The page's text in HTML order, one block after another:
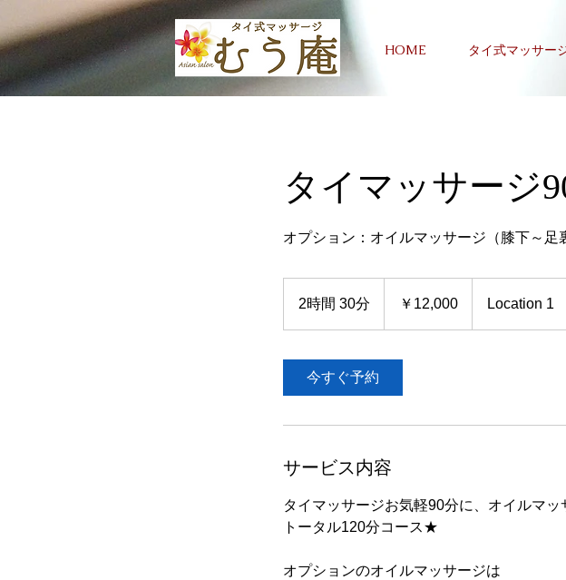
HOME タイ式マッサー
タイマッサージ
オプション：オイルマッサージ（膝下～足
2時間 30分
3
￥12,000 Location 1
今すぐ予約
サービス内容
タイマッサージお気軽90分に、オイルマ
トータル120分コース★
オプションのオイルマッサージは